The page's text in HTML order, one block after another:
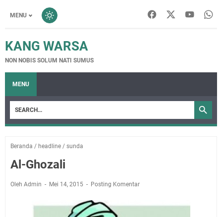
MENU
KANG WARSA
NON NOBIS SOLUM NATI SUMUS
MENU
Beranda / headline / sunda
Al-Ghozali
Oleh Admin Mei 14, 2015 Posting Komentar